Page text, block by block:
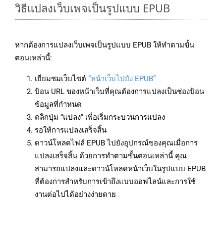
วิธีแปลงเว็บเพจเป็นรูปแบบ EPUB
หากต้องการแปลงเว็บเพจเป็นรูปแบบ EPUB ให้ทำตามขั้น
ตอนเหล่านี้:
เยี่ยมชมเว็บไซต์ “หน้าเว็บไปยัง EPUB”
ป้อน URL ของหน้าเว็บที่คุณต้องการแปลงเป็นช่องป้อน
ข้อมูลที่กำหนด
คลิกปุ่ม “แปลง” เพื่อเริ่มกระบวนการแปลง
รอให้การแปลงเสร็จสิ้น
ดาวน์โหลดไฟล์ EPUB ไปยังอุปกรณ์ของคุณเมื่อการ
แปลงเสร็จสิ้น ด้วยการทำตามขั้นตอนเหล่านี้ คุณ
สามารถแปลงและดาวน์โหลดหน้าเว็บในรูปแบบ EPUB
ที่ต้องการสำหรับการเข้าถึงแบบออฟไลน์และการใช้
งานต่อไปได้อย่างง่ายดาย